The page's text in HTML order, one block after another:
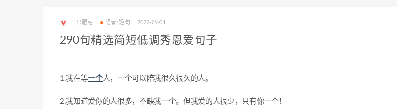
一只肥宅 语录/短句 2022-06-01
290句精选简短低调秀恩爱句子
1.我在等一个人，一个可以陪我很久很久的人。
2.我知道爱你的人很多，不缺我一个。但我爱的人很少，只有你一个！